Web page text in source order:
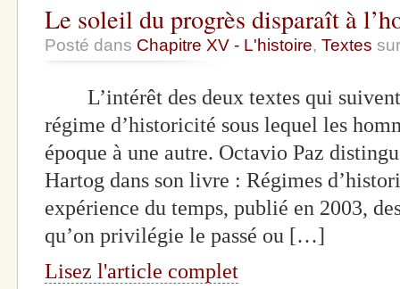
Le soleil du progrès disparaît à
Posté dans Chapitre XV - L'histoire, Textes
L’intérêt des deux textes qui suivent
régime d’historicité sous lequel les
époque à une autre. Octavio Paz
Hartog dans son livre : Régimes
expérience du temps, publié en 2003,
qu’on privilégie le passé ou […]
Lisez l'article complet